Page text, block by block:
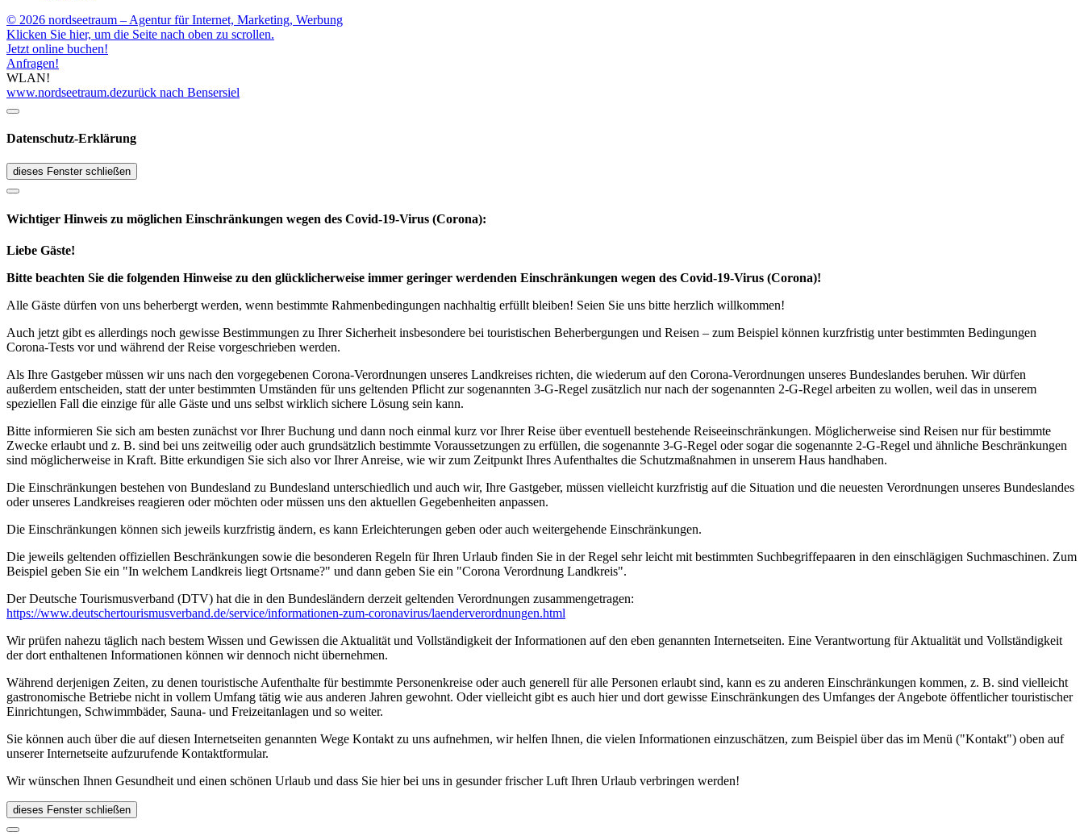
© 2026 nordseetraum – Agentur für Internet, Marketing, Werbung
Klicken Sie hier, um die Seite nach oben zu scrollen.
Jetzt online buchen!
Anfragen!
WLAN!
www.nordseetraum.dezurück nach Bensersiel
Datenschutz-Erklärung
dieses Fenster schließen
Wichtiger Hinweis zu möglichen Ein­schränk­ungen wegen des Covid-19-Virus (Corona):
Liebe Gäste!
Bitte beachten Sie die folgenden Hinweise zu den glücklicherweise immer geringer werdenden Einschränkungen wegen des Covid-19-Virus (Corona)!
Alle Gäste dürfen von uns beherbergt werden, wenn bestimmte Rahmenbedingungen nachhaltig erfüllt bleiben! Seien Sie uns bitte herzlich willkommen!
Auch jetzt gibt es allerdings noch gewisse Bestimmungen zu Ihrer Sicherheit insbesondere bei touristischen Beherbergungen und Reisen – zum Beispiel können kurzfristig unter bestimmten Bedingungen
Corona-Tests vor und während der Reise vorgeschrieben werden.
Als Ihre Gastgeber müssen wir uns nach den vorgegebenen Corona-Verordnungen unseres Landkreises richten, die wiederum auf den Corona-Verordnungen unseres Bundeslandes beruhen. Wir dürfen
außerdem entscheiden, statt der unter bestimmten Umständen für uns geltenden Pflicht zur sogenannten 3-G-Regel zusätzlich nur nach der sogenannten 2-G-Regel arbeiten zu wollen, weil das in unserem
speziellen Fall die einzige für alle Gäste und uns selbst wirklich sichere Lösung sein kann.
Bitte informieren Sie sich am besten zunächst vor Ihrer Buchung und dann noch einmal kurz vor Ihrer Reise über eventuell bestehende Reiseeinschränkungen. Möglicherweise sind Reisen nur für bestimmte
Zwecke erlaubt und z. B. sind bei uns zeitweilig oder auch grundsätzlich bestimmte Voraussetzungen zu erfüllen, die sogenannte 3-G-Regel oder sogar die sogenannte 2-G-Regel und ähnliche Beschränkungen
sind möglicherweise in Kraft. Bitte erkundigen Sie sich also vor Ihrer Anreise, wie wir zum Zeitpunkt Ihres Aufenthaltes die Schutzmaßnahmen in unserem Haus handhaben.
Die Einschränkungen bestehen von Bundesland zu Bundesland unterschiedlich und auch wir, Ihre Gastgeber, müssen vielleicht kurzfristig auf die Situation und die neuesten Verordnungen unseres Bundeslandes
oder unseres Landkreises reagieren oder möchten oder müssen uns den aktuellen Gegebenheiten anpassen.
Die Einschränkungen können sich jeweils kurzfristig ändern, es kann Erleichterungen geben oder auch weitergehende Einschränkungen.
Die jeweils geltenden offiziellen Beschränkungen sowie die besonderen Regeln für Ihren Urlaub finden Sie in der Regel sehr leicht mit bestimmten Suchbegriffepaaren in den einschlägigen Suchmaschinen. Zum
Beispiel geben Sie ein "In welchem Landkreis liegt Ortsname?" und dann geben Sie ein "Corona Verordnung Landkreis".
Der Deutsche Tourismusverband (DTV) hat die in den Bundesländern derzeit geltenden Verordnungen zusammengetragen:
https://www.deutscher­tourismusverband.de/­service/­informationen-zum-coronavirus/­laenderverordnungen.html
Wir prüfen nahezu täglich nach bestem Wissen und Gewissen die Aktualität und Vollständigkeit der Informationen auf den eben genannten Internetseiten. Eine Verantwortung für Aktualität und Vollständigkeit
der dort enthaltenen Informationen können wir dennoch nicht übernehmen.
Während derjenigen Zeiten, zu denen touristische Aufenthalte für bestimmte Personenkreise oder auch generell für alle Personen erlaubt sind, kann es zu anderen Einschränkungen kommen, z. B. sind vielleicht
gastronomische Betriebe nicht in vollem Umfang tätig wie aus anderen Jahren gewohnt. Oder vielleicht gibt es auch hier und dort gewisse Einschränkungen des Umfanges der Angebote öffentlicher touristischer
Einrichtungen, Schwimmbäder, Sauna- und Freizeitanlagen und so weiter.
Sie können auch über die auf diesen Internetseiten genannten Wege Kontakt zu uns aufnehmen, wir helfen Ihnen, die vielen Informationen einzuschätzen, zum Beispiel über das im Menü ("Kontakt") oben auf
unserer Internetseite aufzurufende Kontaktformular.
Wir wünschen Ihnen Gesundheit und einen schönen Urlaub und dass Sie hier bei uns in gesunder frischer Luft Ihren Urlaub verbringen werden!
dieses Fenster schließen